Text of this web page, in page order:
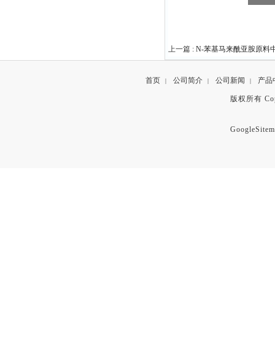
上一篇 : N-苯基马来酰亚胺原料
首页 | 公司简介 | 公司新闻 | 产品
版权所有